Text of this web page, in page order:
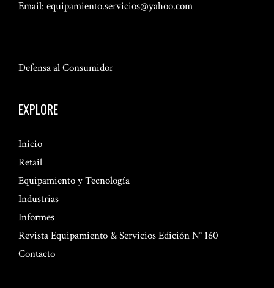
Email: equipamiento.servicios@yahoo.com
Defensa al Consumidor
EXPLORE
Inicio
Retail
Equipamiento y Tecnología
Industrias
Informes
Revista Equipamiento & Servicios Edición N° 160
Contacto